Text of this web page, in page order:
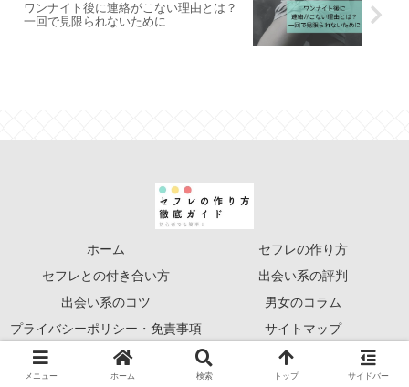
ワンナイト後に連絡がこない理由とは？
一回で見限られないために
ホーム
セフレの作り方
セフレとの付き合い方
出会い系の評判
出会い系のコツ
男女のコラム
プライバシーポリシー・免責事項
サイトマップ
© 2020 セフレの作り方徹底ガイド.
メニュー ホーム 検索 トップ サイドバー